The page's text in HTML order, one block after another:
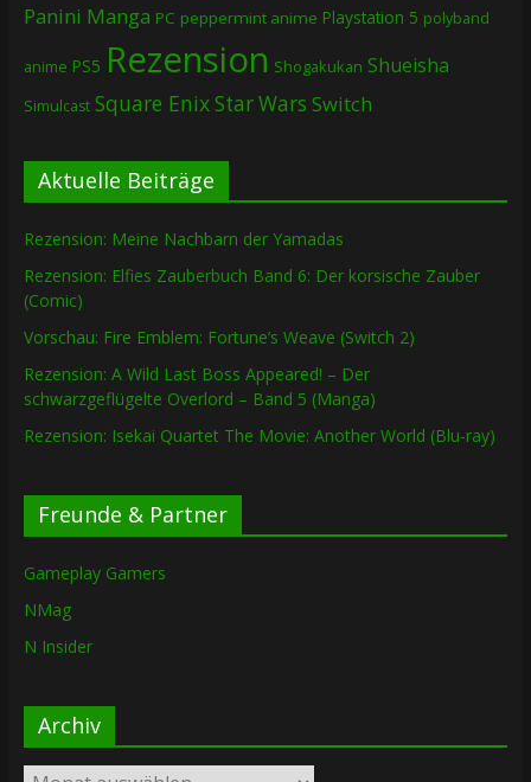
Panini Manga PC peppermint anime Playstation 5 polyband
anime PS5 Rezension Shogakukan Shueisha
Simulcast Square EnixStar Wars Switch
Aktuelle Beiträge
Rezension: Meine Nachbarn der Yamadas
Rezension: Elfies Zauberbuch Band 6: Der korsische Zauber
(Comic)
Vorschau: Fire Emblem: Fortune’s Weave (Switch 2)
Rezension: A Wild Last Boss Appeared! – Der
schwarzgeflügelte Overlord – Band 5 (Manga)
Rezension: Isekai Quartet The Movie: Another World (Blu-ray)
Freunde & Partner
Gameplay Gamers
NMag
N Insider
Archiv
Archiv